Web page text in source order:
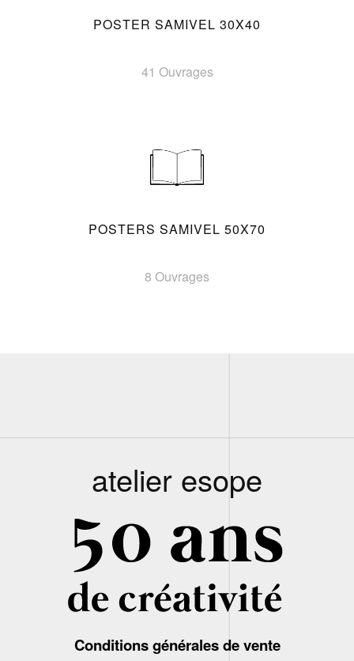
POSTER SAMIVEL 30X40
41 Ouvrages
POSTERS SAMIVEL 50X70
8 Ouvrages
atelier esope
Conditions générales de vente